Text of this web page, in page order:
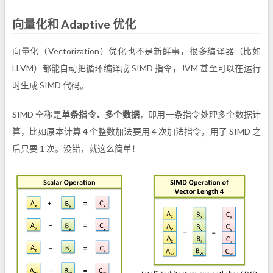
向量化和 Adaptive 优化
向量化（Vectorization）优化也不是新鲜事，很多编译器（比如
LLVM）都能自动把循环编译成 SIMD 指令，JVM 甚至可以在运行
时生成 SIMD 代码。
SIMD 全称是单条指令、多个数据，即用一条指令处理多个数据计
算，比如原本计算 4 个整数加法要用 4 次加法指令，用了 SIMD 之
后只要 1 次。没错，就这么简单！